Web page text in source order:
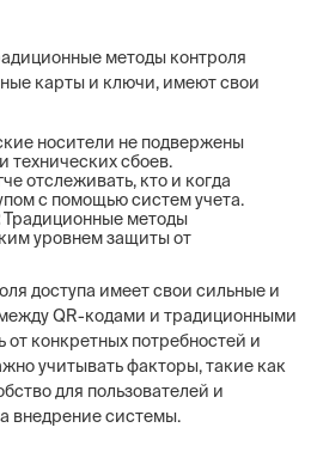
методы контроля
карты и ключи, имеют свои
носители не подвержены
технических сбоев.
отслеживать, кто и когда
с помощью систем учета.
Традиционные методы
уровнем защиты от
доступа имеет свои сильные и
QR-кодами и традиционными
от конкретных потребностей и
учитывать факторы, такие как
для пользователей и
внедрение системы.